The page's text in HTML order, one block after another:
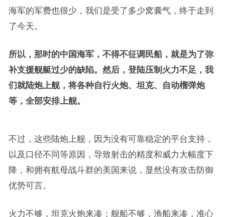
海军的军费也很少，我们是受了多少窝囊气，终于走到
了今天。
所以，那时的中国海军，不得不征调民船，就是为了弥
补支援舰艇过少的缺陷。然后，登陆压制火力不足，我
们就陆炮上舰，将各种自行火炮、坦克、自动榴弹炮
等，全部安排上舰。
不过，这些陆炮上舰，因为没有可靠稳定的平台支持，
以及口径不同等原因，导致射击的精度和威力大幅度下
降，和拥有航母战斗群的美国来说，显然没有攻击防御
优势可言。
火力不够，坦克火炮来凑；舰船不够，渔船来凑，准心